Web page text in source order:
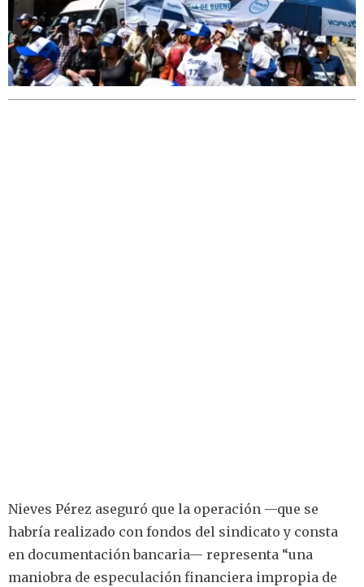
Nieves Pérez aseguró que la operación —que se
habría realizado con fondos del sindicato y consta
en documentación bancaria— representa “una
maniobra de especulación financiera impropia de